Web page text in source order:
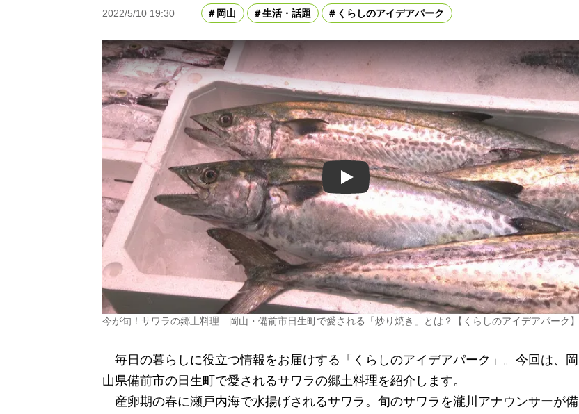
2022/5/10 19:30 岡山 生活・話題 くらしのアイデアパーク
Play
今が旬！サワラの郷土料理 岡山・備前市日生町で愛される「炒り焼き」とは？【くらしのアイデアパーク】
毎日の暮らしに役立つ情報をお届けする「くらしのアイデアパーク」。今回は、岡
山県備前市の日生町で愛されるサワラの郷土料理を紹介します。
産卵期の春に瀬戸内海で水揚げされるサワラ。旬のサワラを瀧川アナウンサーが備